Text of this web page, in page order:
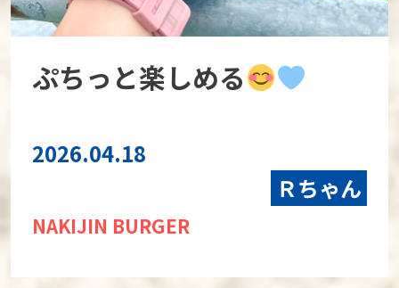
ぷちっと楽しめる
2026.04.18
Ｒちゃん
NAKIJIN BURGER